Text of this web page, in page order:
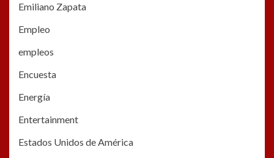
Emiliano Zapata
Empleo
empleos
Encuesta
Energía
Entertainment
Estados Unidos de América